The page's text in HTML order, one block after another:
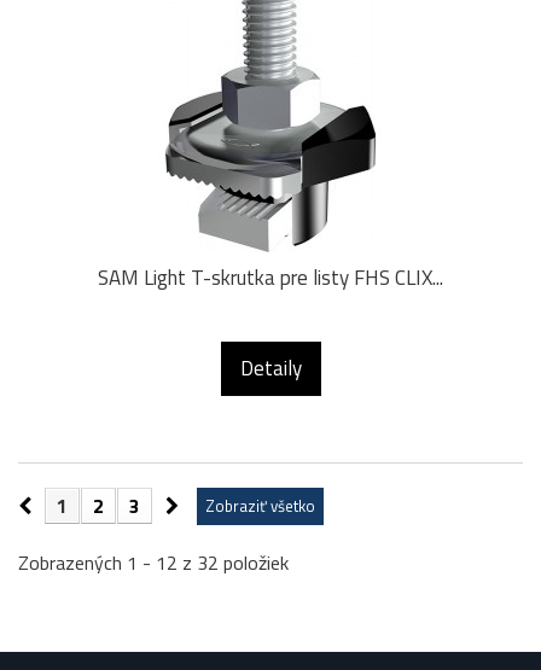
SAM Light T-skrutka pre listy FHS CLIX...
Detaily
Zobraziť všetko
1 2
3
Zobrazených 1 - 12 z 32 položiek